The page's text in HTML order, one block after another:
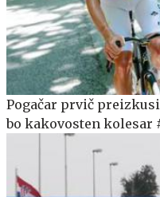
Pogačar prvič
bo kakovosten kolesar